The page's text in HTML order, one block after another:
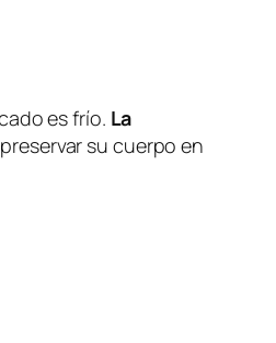
es frío. La
su cuerpo en